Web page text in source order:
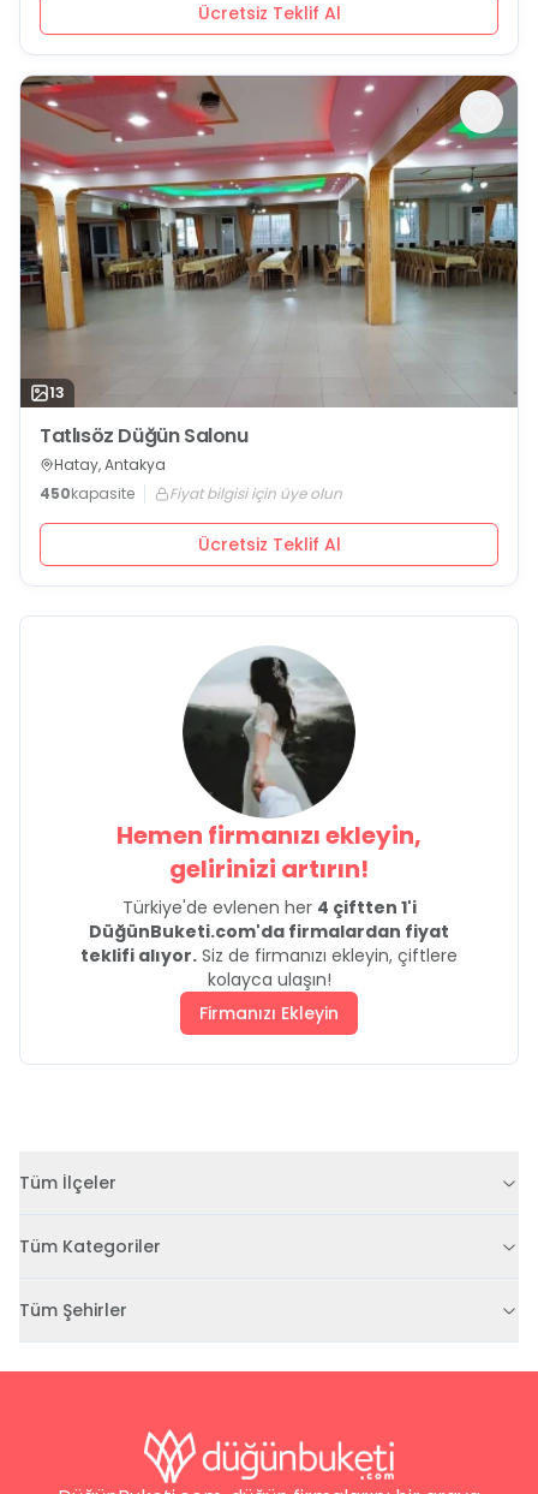
Ücretsiz Teklif Al
13
Tatlısöz Düğün Salonu
Hatay, Antakya
450kapasite Fiyat bilgisi için üye olun
Ücretsiz Teklif Al
Hemen firmanızı ekleyin,
gelirinizi artırın!
Türkiye'de evlenen her 4 çiftten 1'i
DüğünBuketi.com'da firmalardan fiyat
teklifi alıyor. Siz de firmanızı ekleyin, çiftlere
kolayca ulaşın!
Firmanızı Ekleyin
Tüm İlçeler
Tüm Kategoriler
Tüm Şehirler